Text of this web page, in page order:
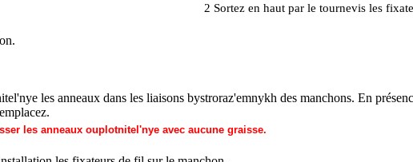
2 Sortez en haut par le tournevis les
les anneaux dans les liaisons bystroraz'emnykh des manchons. En
les anneaux ouplotnitel'nye avec aucune graisse.